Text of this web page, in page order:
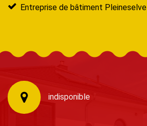
Entreprise de bâtiment Pleineselve
indisponible